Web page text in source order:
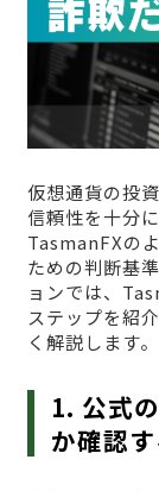
仮想通貨の投
信頼性を十分
TasmanFXの
ための判断基
ョンでは、
ステップを紹
く解説します。
1. 公式
か確認す